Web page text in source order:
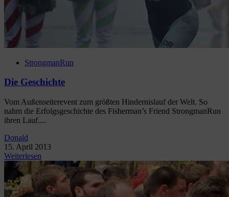
StrongmanRun
Die Geschichte
Vom Außenseiterevent zum größten Hindernislauf der Welt. So
nahm die Erfolgsgeschichte des Fisherman’s Friend StrongmanRun
ihren Lauf....
Donald
15. April 2013
Weiterlesen